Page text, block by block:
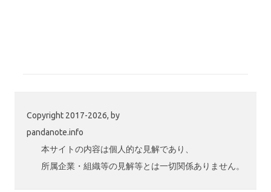
Copyright 2017-2026, by
pandanote.info
本サイトの内容は個人的な見解であり、
所属企業・組織等の見解等とは一切関係ありません。